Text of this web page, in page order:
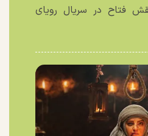
فتاح در سریال رویای